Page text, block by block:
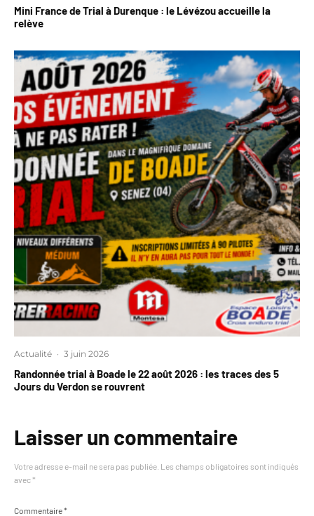
Mini France de Trial à Durenque : le Lévézou accueille la
relève
Actualité · 3 juin 2026
Randonnée trial à Boade le 22 août 2026 : les traces des 5
Jours du Verdon se rouvrent
Laisser un commentaire
Votre adresse e-mail ne sera pas publiée. Les champs obligatoires sont indiqués
avec *
Commentaire*